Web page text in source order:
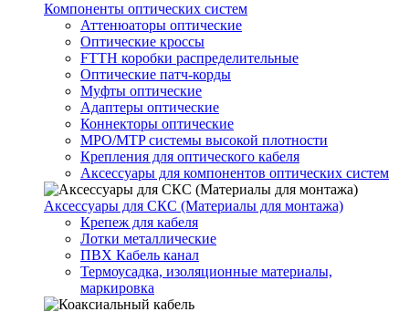
Компоненты оптических систем
Аттенюаторы оптические
Оптические кроссы
FTTH коробки распределительные
Оптические патч-корды
Муфты оптические
Адаптеры оптические
Коннекторы оптические
MPO/MTP системы высокой плотности
Крепления для оптического кабеля
Аксессуары для компонентов оптических систем
Аксессуары для СКС (Материалы для монтажа)
Крепеж для кабеля
Лотки металлические
ПВХ Кабель канал
Термоусадка, изоляционные материалы,
маркировка